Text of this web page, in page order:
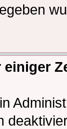
einiger